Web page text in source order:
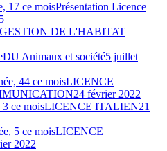
17 ce moisPrésentation Licence
DE L'HABITAT
DU Animaux et société5 juillet
44 ce moisLICENCE
24 février 2022
3 ce moisLICENCE ITALIEN21
5 ce moisLICENCE
2022